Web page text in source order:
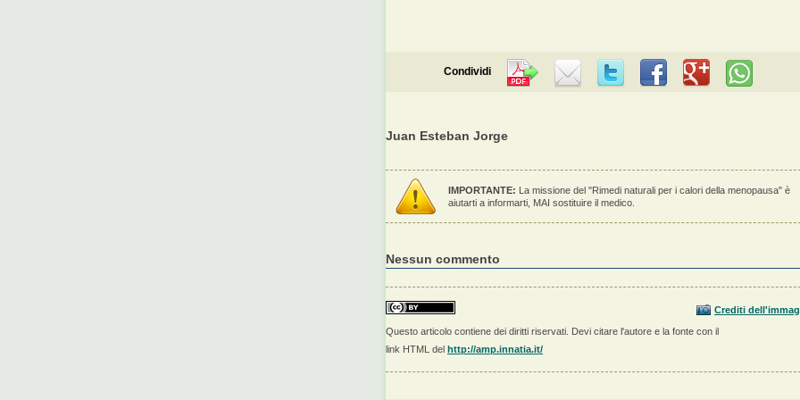
Condividi
Juan Esteban Jorge
IMPORTANTE: La missione del "Rimedi naturali per i calori della menopausa" è
aiutarti a informarti, MAI sostituire il medico.
Nessun commento
Crediti
Questo articolo contiene dei diritti riservati. Devi citare l'autore e la fonte con il
link HTML del http://amp.innatia.it/